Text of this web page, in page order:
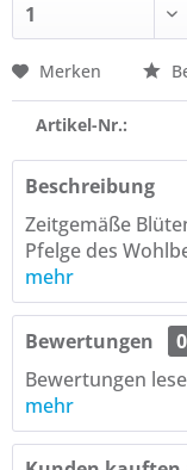
Merken
Artikel-Nr.:
Beschreibung
Zeitgemäße
Pfelge des
mehr
Bewertungen
0
Bewertungen
mehr